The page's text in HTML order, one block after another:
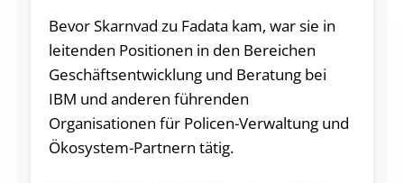
Bevor Skarnvad zu Fadata kam, war sie in
leitenden Positionen in den Bereichen
Geschäftsentwicklung und Beratung bei
IBM und anderen führenden
Organisationen für Policen-Verwaltung und
Ökosystem-Partnern tätig.